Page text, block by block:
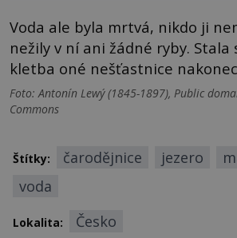
Voda ale byla mrtvá, nikdo ji
nežily v ní ani žádné ryby. Stala
kletba oné nešťastnice
Foto: Antonín Lewý (1845-1897), Public
Commons
Štítky: čarodějnice jezero
voda
Lokalita: Česko